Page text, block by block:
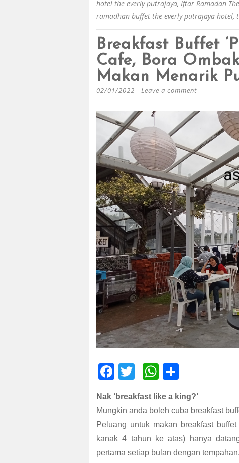
hotel the everly putrajaya, Iftar Ramadan
ramadhan buffet the everly putrajaya hotel,
Breakfast Buffet
Cafe, Bora
Makan Menarik
02/01/2022 Leave a comment
F
ac
e
b
o
o
T
wi
tt
er
W
h
at
s
A
p
h
ar
e
Nak ‘breakfast like a king?’
Mungkin anda boleh cuba breakfast
Peluang untuk makan breakfast
kanak 4 tahun ke atas) hanya
pertama setiap bulan dengan tempahan.